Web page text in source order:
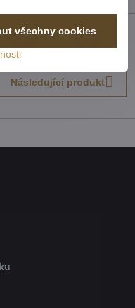
Následující produkt
všechny cookies